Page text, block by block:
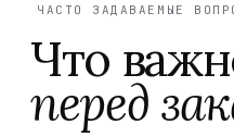
ЧАСТО ЗАДАВАЕМЫЕ
Что
перед